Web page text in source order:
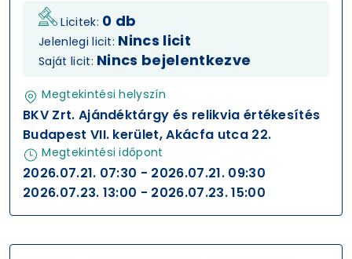
Licitek: 0 db
Jelenlegi licit: Nincs licit
Saját licit: Nincs bejelentkezve
Megtekintési helyszín
BKV Zrt. Ajándéktárgy és relikvia értékesítés
Budapest VII. kerület, Akácfa utca 22.
Megtekintési időpont
2026.07.21. 07:30 - 2026.07.21. 09:30
2026.07.23. 13:00 - 2026.07.23. 15:00